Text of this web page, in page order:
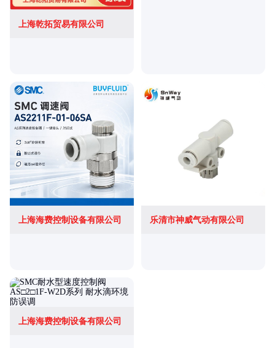
上海乾拓贸易有限公司
上海海费控制设备有限公司 乐清市神威气动有限公司
上海海费控制设备有限公司